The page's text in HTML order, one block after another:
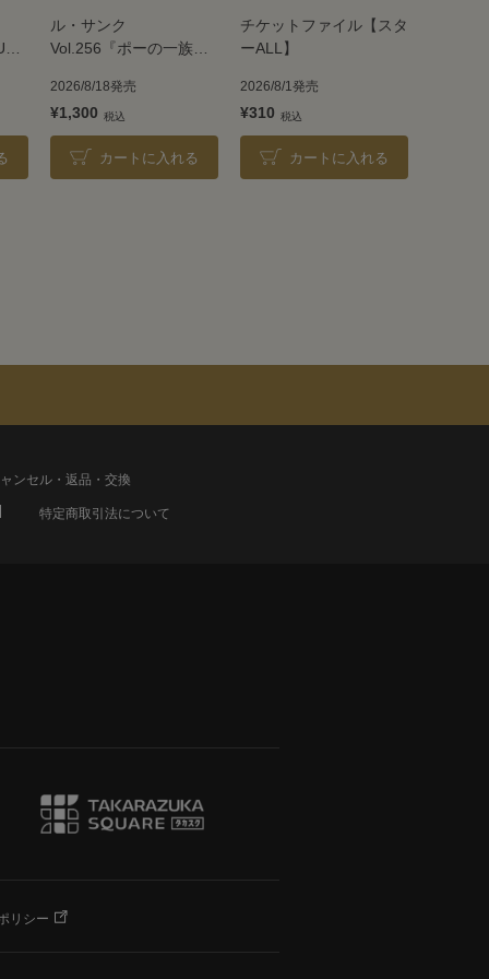
ル・サンク
Vol.256『ポーの一族』
2026/8/18発売
¥1,300
カートに入れる
チケットファイル【スタ
ーALL】
2026/8/1発売
¥310
カートに入れる
ンセル・返品・交換
特定商取引法について
リシー